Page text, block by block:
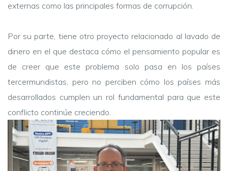
externas como las principales formas de corrupción.
Por su parte, tiene otro proyecto relacionado al lavado de
dinero en el que destaca cómo el pensamiento popular es
de creer que este problema solo pasa en los países
tercermundistas, pero no perciben cómo los países más
desarrollados cumplen un rol fundamental para que este
conflicto continúe creciendo.